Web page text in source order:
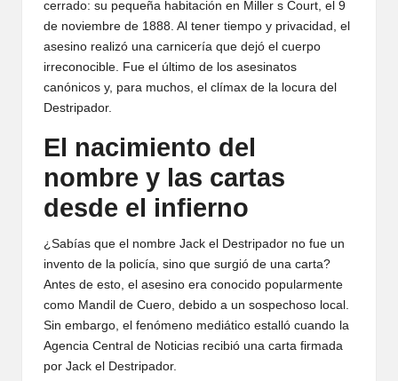
cerrado: su pequeña habitación en Miller s Court, el 9
de noviembre de 1888. Al tener tiempo y privacidad, el
asesino realizó una carnicería que dejó el cuerpo
irreconocible. Fue el último de los asesinatos
canónicos y, para muchos, el clímax de la locura del
Destripador.
El nacimiento del
nombre y las cartas
desde el infierno
¿Sabías que el nombre Jack el Destripador no fue un
invento de la policía, sino que surgió de una carta?
Antes de esto, el asesino era conocido popularmente
como Mandil de Cuero, debido a un sospechoso local.
Sin embargo, el fenómeno mediático estalló cuando la
Agencia Central de Noticias recibió una carta firmada
por Jack el Destripador.